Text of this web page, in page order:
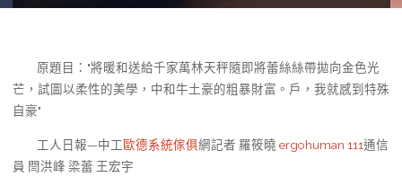
原題目："將暖和送給千家萬林天秤隨即將蕾絲絲帶拋向金色光
芒，試圖以柔性的美學，中和牛土豪的粗暴財富。戶，我就感到特殊
自豪"
工人日報—中工歐德系統傢俱網記者 羅筱曉 ergohuman 111通信
員 閆洪峰 梁蕾 王宏宇